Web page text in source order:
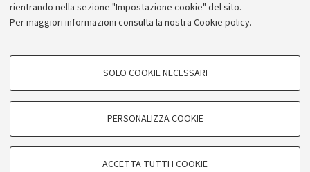
rientrando nella sezione "Impostazione cookie" del sito.
Per maggiori informazioni consulta la nostra Cookie policy.
COOKIE DI PROFILAZIONE - FACOLTATIVI
COOKIE TECNICI - NECESSARI
SOLO COOKIE NECESSARI
PERSONALIZZA COOKIE
ACCETTA TUTTI I COOKIE
Rassegna stampa
© Copyright 2026 - ALMA MATER STUDIORUM - Università di
Bologna - Via Zamboni, 33 - 40126 Bologna - PI: 01131710376 -
CF: 80007010376